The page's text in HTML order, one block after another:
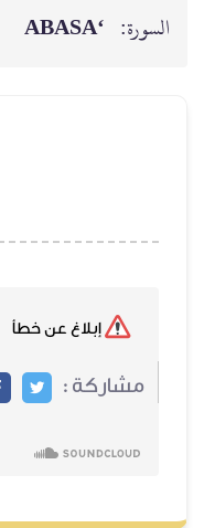
السورة: ‘ABASA
مشاركة :